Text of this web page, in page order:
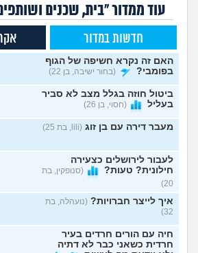
עוד ממדור "בית, שכנים
חדשות במדור
האם זה נקרא חשיפה של הגוף
בפומבי?
(בחור ישיבה, בן 22)
ביטול חוזה בגלל מצב לא סביר
בעליל
(חסוי, בן 26)
מעבר דירה עם בן זוג (lili, בת 25)
לעבור לירושלים כצעירה
חילונית? טעות?
(סנופקין, בת
20)
איך לייצר חברויות? (נועהלה, בת
32)
חיה עם הורים חרדים בעיר
חרדית כשאני כבר לא דתיה